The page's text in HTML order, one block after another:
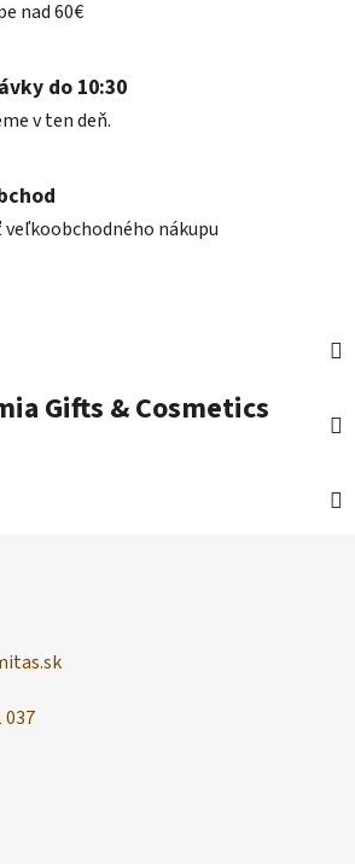
nad 60€
do 10:30
v ten deň.
nákupu
Gifts & Cosmetics
037